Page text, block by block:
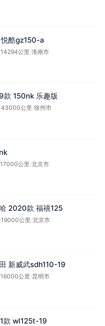
酷gz150-a
14294公里/淮南市
款 150nk 乐趣版
43000公里/徐州市
17000公里/北京市
2020款 福禧125
19000公里/北京市
新威武sdh110-19
16000公里/昆明市
款 wl125t-19